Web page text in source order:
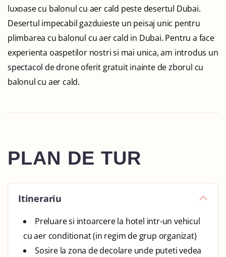
luxoase cu balonul cu aer cald peste desertul Dubai.
Desertul impecabil gazduieste un peisaj unic pentru
plimbarea cu balonul cu aer cald in Dubai. Pentru a face
experienta oaspetilor nostri si mai unica, am introdus un
spectacol de drone oferit gratuit inainte de zborul cu
balonul cu aer cald.
PLAN DE TUR
Itinerariu
Preluare si intoarcere la hotel intr-un vehicul
cu aer conditionat (in regim de grup organizat)
Sosire la zona de decolare unde puteti vedea